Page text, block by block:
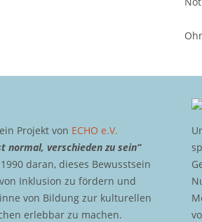
Projekt von ECHO e.V.
normal, verschieden zu sein“
daran, dieses Bewusstsein
Inklusion zu fördern und
von Bildung zur kulturellen
erlebbar zu machen.